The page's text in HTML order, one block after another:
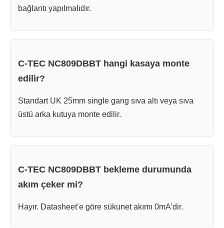
bağlantı yapılmalıdır.
C-TEC NC809DBBT hangi kasaya monte
edilir?
Standart UK 25mm single gang sıva altı veya sıva
üstü arka kutuya monte edilir.
C-TEC NC809DBBT bekleme durumunda
akım çeker mi?
Hayır. Datasheet’e göre sükunet akımı 0mA’dir.